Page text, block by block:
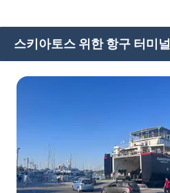
스키아토스 위한 항구 터미널